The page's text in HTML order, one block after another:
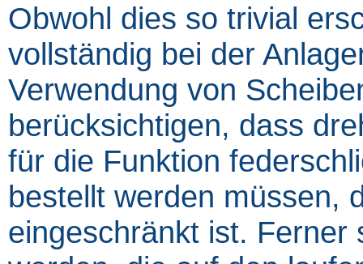
Obwohl dies so trivial
vollständig bei der
Verwendung von
berücksichtigen, dass
für die Funktion
bestellt werden müssen,
eingeschränkt ist. Ferner